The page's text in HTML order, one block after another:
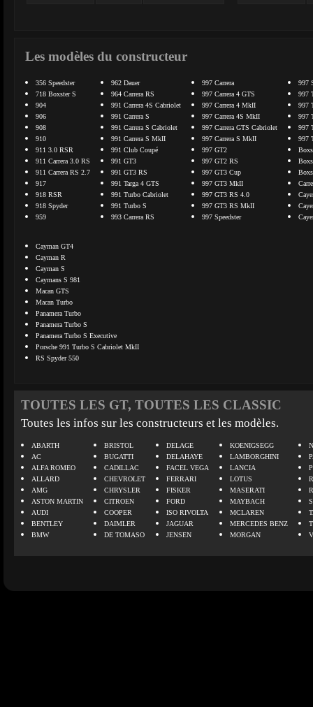
Les modèles du constructeur
356 Speedster
718 Boxster S
904
906
908
910
911 3.0 RSR
911 Carrera 3.0 RS
911 Carrera RS 2.7
917
918 RSR
918 Spyder
959
962 Dauer
964 Carrera RS
991 Carrera 4S Cabriolet
991 Carrera S
991 Carrera S Cabriolet
991 Carrera S MkII
991 Club Coupé
991 GT3
991 GT3 RS
991 Targa 4 GTS
991 Turbo Cabriolet
991 Turbo S
993 Carrera RS
997 Carrera
997 Carrera 4 GTS
997 Carrera 4 MkII
997 Carrera 4S MkII
997 Carrera GTS Cabriolet
997 Carrera S MkII
997 GT2
997 GT2 RS
997 GT3 Cup
997 GT3 MkII
997 GT3 RS 4.0
997 GT3 RS MkII
997 Speedster
997
997
997
997
997
997
Cayman GT4
Cayman R
Cayman S
Caymans S 981
Macan GTS
Macan Turbo
Panamera Turbo
Panamera Turbo S
Panamera Turbo S Executive
Porsche 991 Turbo S Cabriolet MkII
RS Spyder 550
TOUTES LES GT, TOUTES LES CLASSIC
Toutes les infos sur les constructeurs et les modèles.
ABARTH
AC
ALFA ROMEO
ALLARD
AMG
ASTON MARTIN
AUDI
BENTLEY
BMW
BRISTOL
BUGATTI
CADILLAC
CHEVROLET
CHRYSLER
CITROEN
COOPER
DAIMLER
DE TOMASO
DELAGE
DELAHAYE
FACEL VEGA
FERRARI
FISKER
FORD
ISO RIVOLTA
JAGUAR
JENSEN
KOENIGSEGG
LAMBORGHINI
LANCIA
LOTUS
MASERATI
MAYBACH
MCLAREN
MERCEDES BENZ
MORGAN